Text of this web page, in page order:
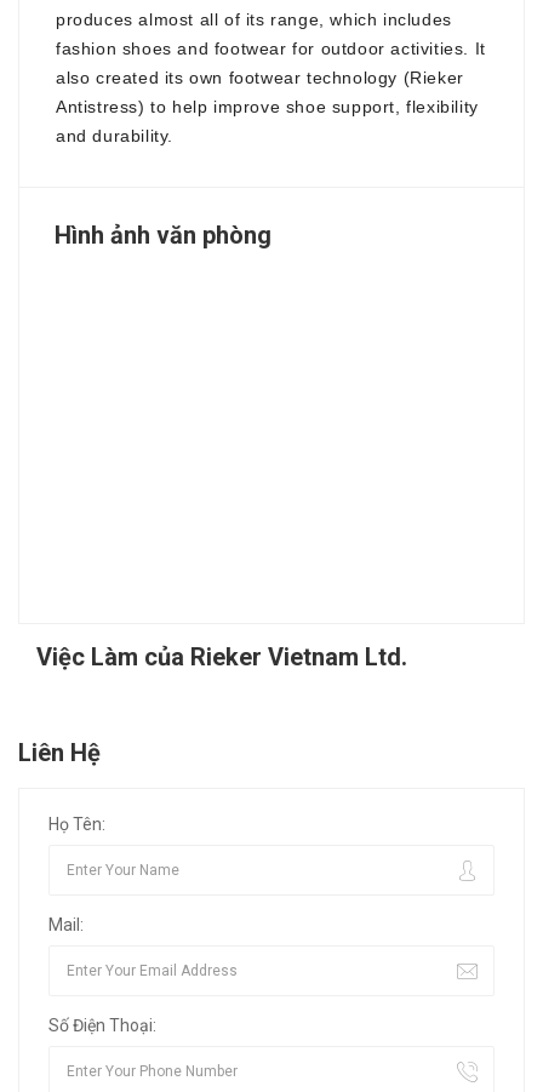
produces almost all of its range, which includes
fashion shoes and footwear for outdoor activities. It
also created its own footwear technology (Rieker
Antistress) to help improve shoe support, flexibility
and durability.
Hình ảnh văn phòng
Việc Làm của Rieker Vietnam Ltd.
Liên Hệ
Họ Tên:
Mail:
Số Điện Thoại: